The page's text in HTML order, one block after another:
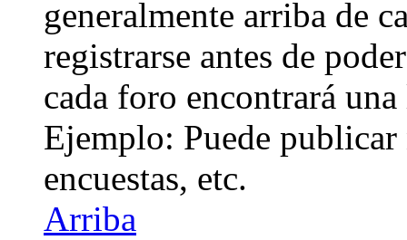
generalmente arriba de
registrarse antes de
cada foro encontrará
Ejemplo: Puede publicar
encuestas, etc.
Arriba